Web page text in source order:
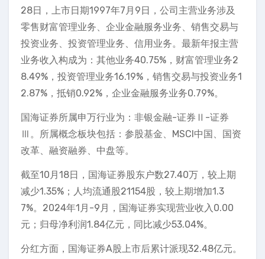
28日，上市日期1997年7月9日，公司主营业务涉及
零售财富管理业务、企业金融服务业务、销售交易与
投资业务、投资管理业务、信用业务。最新年报主营
业务收入构成为：其他业务40.75%，财富管理业务2
8.49%，投资管理业务16.19%，销售交易与投资业务1
2.87%，抵销0.92%，企业金融服务业务0.79%。
国海证券所属申万行业为：非银金融-证券Ⅱ-证券
Ⅲ。所属概念板块包括：参股基金、MSCI中国、国资
改革、融资融券、中盘等。
截至10月18日，国海证券股东户数27.40万，较上期
减少1.35%；人均流通股21154股，较上期增加1.3
7%。2024年1月-9月，国海证券实现营业收入0.00
元；归母净利润1.84亿元，同比减少53.04%。
分红方面，国海证券A股上市后累计派现32.48亿元。